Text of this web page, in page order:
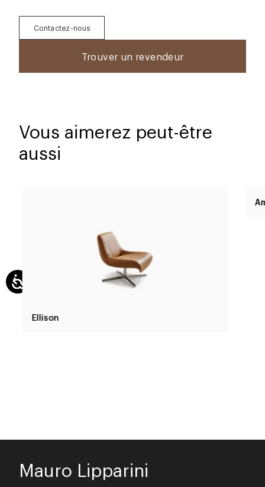
Contactez-nous
Trouver un revendeur
Vous aimerez peut-être
aussi
Ellison
Mauro Lipparini